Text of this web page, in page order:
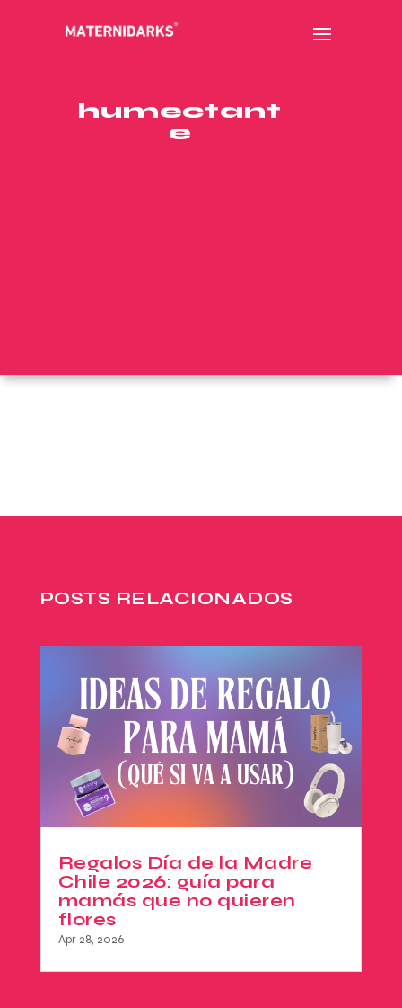
humectant
e
POSTS RELACIONADOS
Regalos Día de la Madre
Chile 2026: guía para
mamás que no quieren
flores
Apr 28, 2026